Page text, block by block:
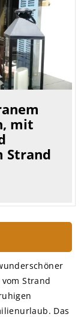
mit
Strand
Strand
Das